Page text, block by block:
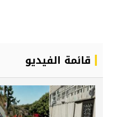
قائمة الفيديو